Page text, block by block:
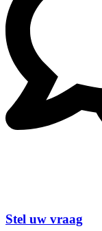
Stel uw vraag